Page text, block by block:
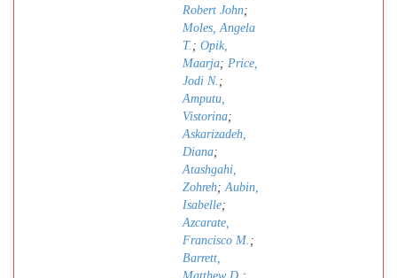
Robert John;
Moles, Angela
T. ; Opik,
Maarja; Price,
Jodi N. ;
Amputu,
Vistorina;
Askarizadeh,
Diana;
Atashgahi,
Zohreh;Aubin,
Isabelle;
Azcarate,
Francisco M. ;
Barrett,